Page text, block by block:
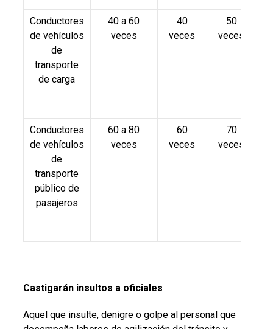
Conductores
de vehículos
de
transporte
de carga
40 a 60
veces
40
veces
50
veces
Conductores
de vehículos
de
transporte
público de
pasajeros
60 a 80
veces
60
veces
70
veces
Castigarán insultos a oficiales
Aquel que insulte, denigre o golpe al personal que